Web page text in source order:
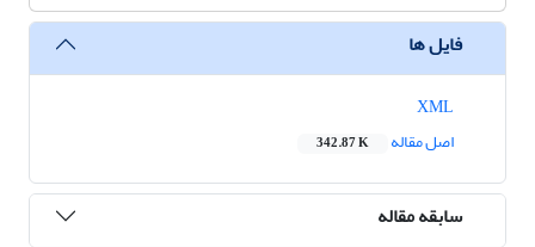
فایل ها
اصل مقاله
342.87 K
سابقه مقاله